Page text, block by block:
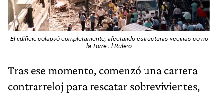
El edificio colapsó completamente, afectando estructuras vecinas como
la Torre El Rulero
Tras ese momento, comenzó una carrera
contrarreloj para rescatar sobrevivientes,